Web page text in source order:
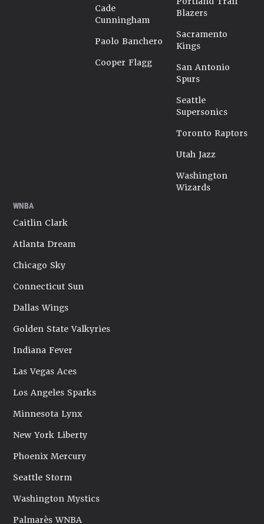
Cade
Cunningham
Paolo Banchero
Cooper Flagg
Blazers
Sacramento
Kings
San Antonio
Spurs
Seattle
Supersonics
Toronto Raptors
Utah Jazz
Washington
Wizards
WNBA
Caitlin Clark
Atlanta Dream
Chicago Sky
Connecticut Sun
Dallas Wings
Golden State Valkyries
Indiana Fever
Las Vegas Aces
Los Angeles Sparks
Minnesota Lynx
New York Liberty
Phoenix Mercury
Seattle Storm
Washington Mystics
Palmarès WNBA